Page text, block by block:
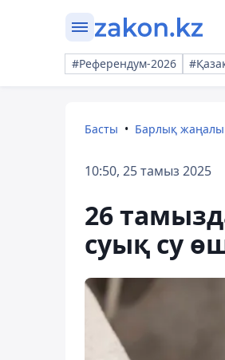
#Референдум-2026
Басты Барлық
10:50, 25 тамыз 2025
26
суық су